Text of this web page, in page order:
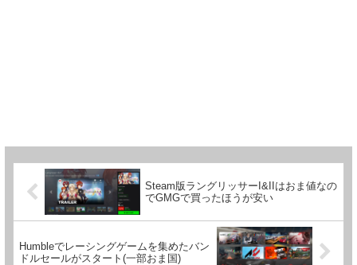
Steam版ラングリッサーI&IIはおま値なの
でGMGで買ったほうが安い
Humbleでレーシングゲームを集めたバン
ドルセールがスタート(一部おま国)